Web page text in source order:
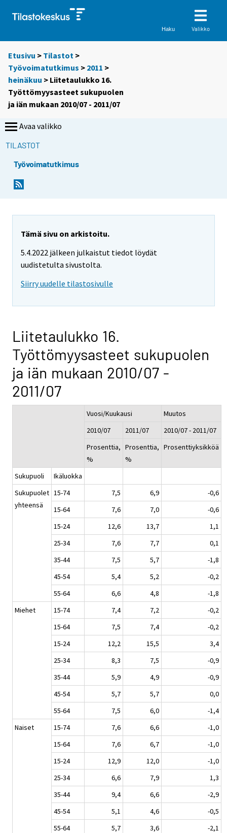
Haku Valikko
Etusivu > Tilastot >
Työvoimatutkimus > 2011 >
heinäkuu > Liitetaulukko 16.
Työttömyysasteet sukupuolen
ja iän mukaan 2010/07 - 2011/07
Avaa valikko
TILASTOT
Työvoimatutkimus
Tämä sivu on arkistoitu.
5.4.2022 jälkeen julkaistut tiedot löydät
uudistetulta sivustolta.
Siirry uudelle tilastosivulle
Liitetaulukko 16.
Työttömyysasteet sukupuolen
ja iän mukaan 2010/07 -
2011/07
Vuosi/Kuukausi
Muutos
2010/07
2011/07
2010/07 - 2011/07
Prosenttia,
%
Prosenttia,
%
Prosenttiyksikköä
Sukupuoli
Ikäluokka
Sukupuolet
yhteensä
15-74 7,5 6,9
-0,6
15-64
7,6 7,0
-0,6
15-24
12,6 13,7
1,1
25-34
7,6 7,7
0,1
35-44
7,5 5,7
-1,8
45-54
5,4 5,2
-0,2
55-64
6,6 4,8
-1,8
Miehet
15-74 7,4 7,2
-0,2
15-64
7,5 7,4
-0,2
15-24
12,2 15,5
3,4
25-34
8,3 7,5
-0,9
35-44
5,9 4,9
-0,9
45-54
5,7 5,7
0,0
55-64
7,5 6,0
-1,4
Naiset
15-74 7,6 6,6
-1,0
15-64
7,6 6,7
-1,0
15-24
12,9 12,0
-1,0
25-34
6,6 7,9
1,3
35-44
9,4 6,6
-2,9
45-54
5,1 4,6
-0,5
55-64
5,7 3,6 -2,1